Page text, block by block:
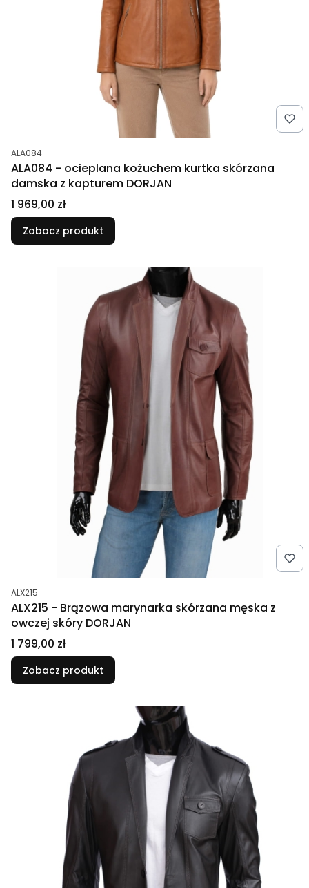
Kod produktu
ALA084
ALA084 - ocieplana kożuchem kurtka skórzana
damska z kapturem DORJAN
Cena
1 969,00 zł
Zobacz produkt
Kod produktu
ALX215
ALX215 - Brązowa marynarka skórzana męska z
owczej skóry DORJAN
Cena
1 799,00 zł
Zobacz produkt